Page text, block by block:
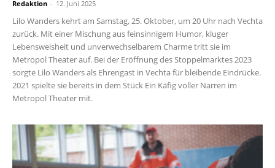
Redaktion - 12. Juni 2025
Lilo Wanders kehrt am Samstag, 25. Oktober, um 20 Uhr nach Vechta
zurück. Mit einer Mischung aus feinsinnigem Humor, kluger
Lebensweisheit und unverwechselbarem Charme tritt sie im
Metropol Theater auf. Bei der Eröffnung des Stoppelmarktes 2023
sorgte Lilo Wanders als Ehrengast in Vechta für bleibende Eindrücke.
2021 spielte sie bereits in dem Stück Ein Käfig voller Narren im
Metropol Theater mit.